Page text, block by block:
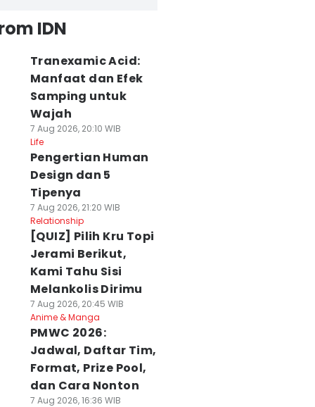
IDN
Tranexamic Acid:
Manfaat dan Efek
Samping untuk
Wajah
7 Aug 2026, 20:10 WIB
Life
Pengertian Human
Design dan 5
Tipenya
7 Aug 2026, 21:20 WIB
Relationship
[QUIZ] Pilih Kru Topi
Jerami Berikut,
Kami Tahu Sisi
Melankolis Dirimu
7 Aug 2026, 20:45 WIB
Anime & Manga
PMWC 2026:
Jadwal, Daftar Tim,
Format, Prize Pool,
dan Cara Nonton
7 Aug 2026, 16:36 WIB